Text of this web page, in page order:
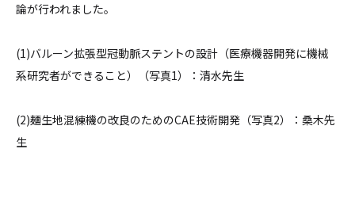
論が行われました。
(1)バルーン拡張型冠動脈ステントの設計（医療機器開発に機械
系研究者ができること）（写真1）：清水先生
(2)麺生地混練機の改良のためのCAE技術開発（写真2）：桑木先
生